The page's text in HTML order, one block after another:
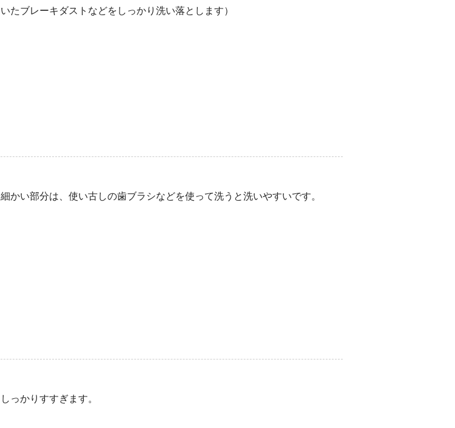
いたブレーキダストなどをしっかり洗い落とします）
細かい部分は、使い古しの歯ブラシなどを使って洗うと洗いやすいです。
しっかりすすぎます。